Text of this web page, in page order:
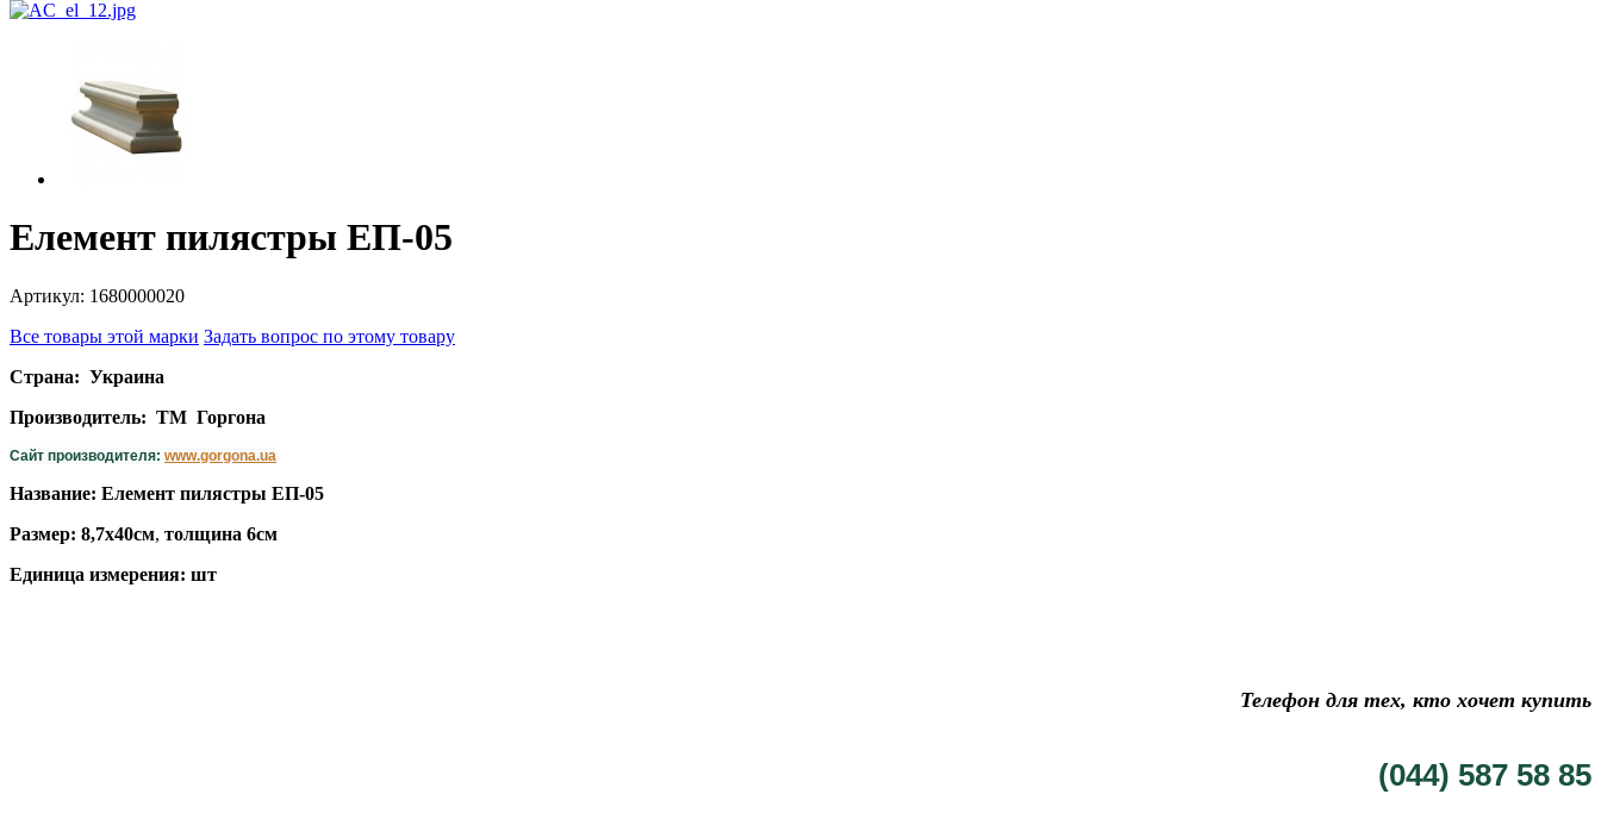
Елемент пилястры ЕП-05
Артикул: 1680000020
Все товары этой марки Задать вопрос по этому товару
Страна: Украина
Производитель: ТМ Горгона
Сайт производителя: www.gorgona.ua
Название: Елемент пилястры ЕП-05
Размер: 8,7х40см, толщина 6см
Единица измерения: шт
Телефон для тех, кто хочет купить
(044) 587 58 85